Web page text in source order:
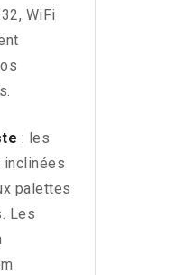
WiFi
: les
inclinées
palettes
Les